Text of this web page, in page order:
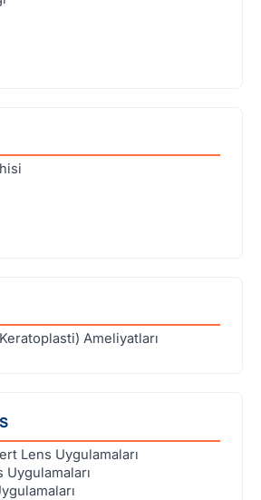
Ameliyatları
Lens Uygulamaları
Uygulamaları